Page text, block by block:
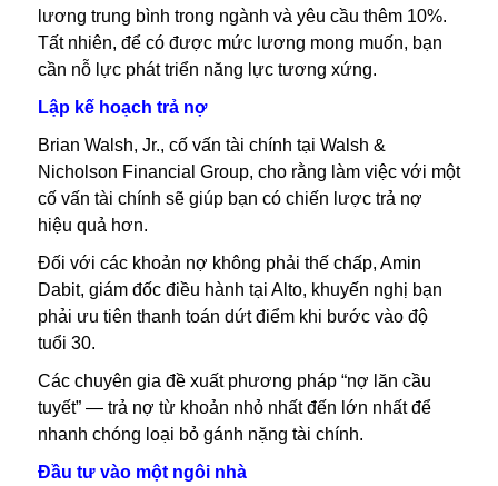
lương trung bình trong ngành và yêu cầu thêm 10%.
Tất nhiên, để có được mức lương mong muốn, bạn
cần nỗ lực phát triển năng lực tương xứng.
Lập kế hoạch trả nợ
Brian Walsh, Jr., cố vấn tài chính tại Walsh &
Nicholson Financial Group, cho rằng làm việc với một
cố vấn tài chính sẽ giúp bạn có chiến lược trả nợ
hiệu quả hơn.
Đối với các khoản nợ không phải thế chấp, Amin
Dabit, giám đốc điều hành tại Alto, khuyến nghị bạn
phải ưu tiên thanh toán dứt điểm khi bước vào độ
tuổi 30.
Các chuyên gia đề xuất phương pháp “nợ lăn cầu
tuyết” — trả nợ từ khoản nhỏ nhất đến lớn nhất để
nhanh chóng loại bỏ gánh nặng tài chính.
Đầu tư vào một ngôi nhà